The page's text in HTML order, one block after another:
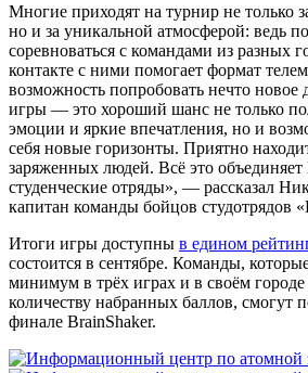
Многие приходят на турнир не только
но и за уникальной атмосферой: ведь
соревноваться с командами из разных
контакте с ними помогает формат
возможность попробовать нечто новое
игры — это хороший шанс не только
эмоции и яркие впечатления, но и
себя новые горизонты. Приятно
заряженных людей. Всё это
студенческие отряды», — рассказал
капитан команды бойцов студотрядов
Итоги игры доступны в едином
состоится в сентябре. Команды,
минимум в трёх играх и в своём
количеству набранных баллов, смогут
финале BrainShaker.